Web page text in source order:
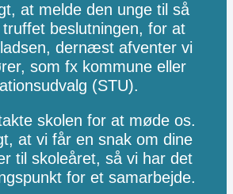
at melde den unge til så
beslutningen, for at
dernæst afventer vi
som fx kommune eller
(STU).
skolen for at møde os.
at vi får en snak om dine
til skoleåret, så vi har det
for et samarbejde.